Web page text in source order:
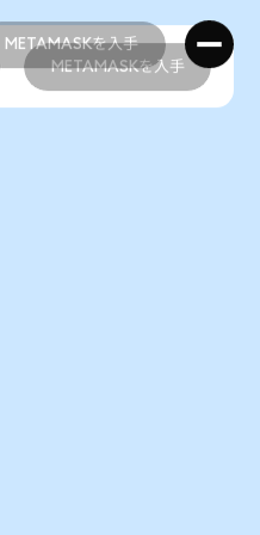
METAMASKを入手
METAMASKを入手
METAMASKを入手